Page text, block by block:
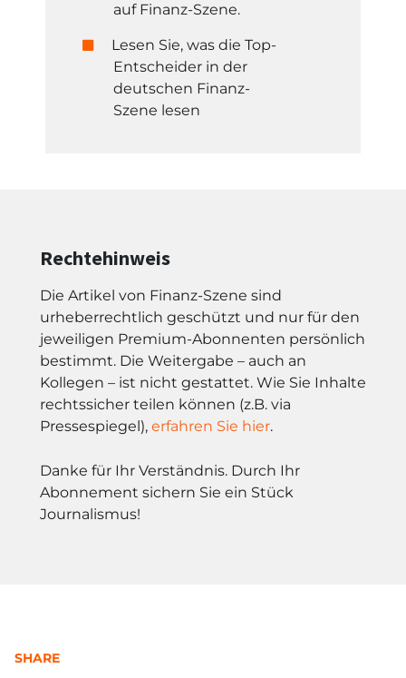
auf Finanz-Szene.
Lesen Sie, was die Top-
Entscheider in der
deutschen Finanz-
Szene lesen
Rechtehinweis
Die Artikel von Finanz-Szene sind
urheberrechtlich geschützt und nur für den
jeweiligen Premium-Abonnenten persönlich
bestimmt. Die Weitergabe – auch an
Kollegen – ist nicht gestattet. Wie Sie Inhalte
rechtssicher teilen können (z.B. via
Pressespiegel), erfahren Sie hier.
Danke für Ihr Verständnis. Durch Ihr
Abonnement sichern Sie ein Stück
Journalismus!
SHARE